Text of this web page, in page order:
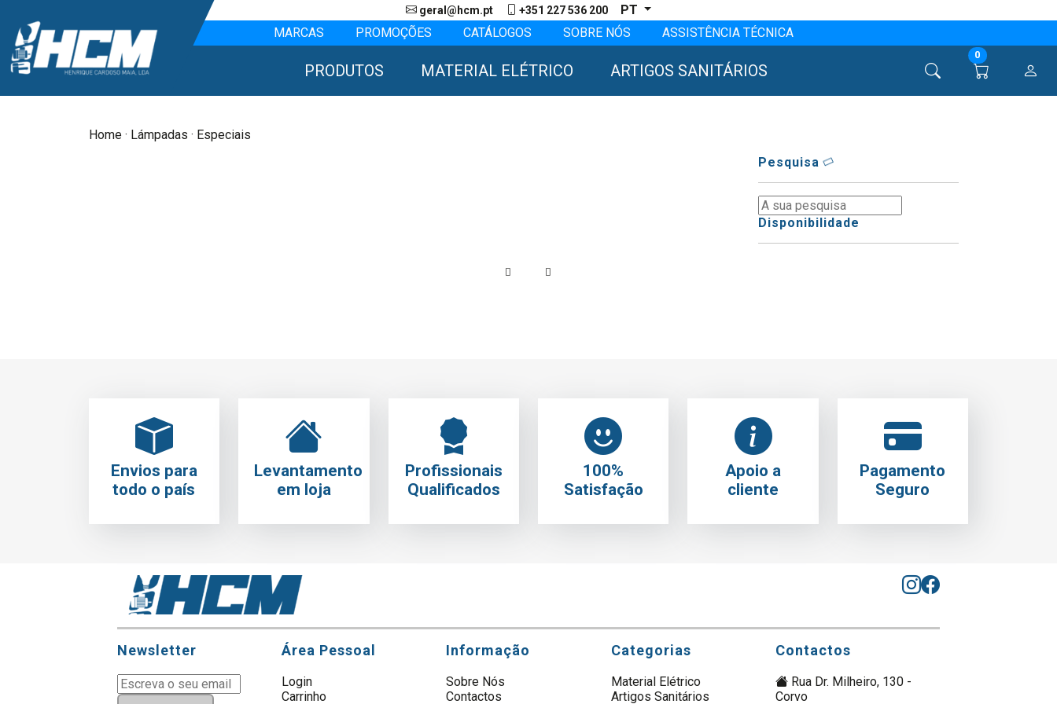
geral@hcm.pt +351 227 536 200
PT
MARCAS
PROMOÇÕES CATÁLOGOS SOBRE NÓS ASSISTÊNCIA TÉCNICA
PRODUTOS MATERIAL ELÉTRICO ARTIGOS SANITÁRIOS
0
Home· Lámpadas · Especiais
Pesquisa
Disponibilidade
Envios para
todo o país
Levantamento
em loja
Profissionais
Qualificados
100%
Satisfação
Apoio a
cliente
Pagamento
Seguro
Newsletter Área Pessoal
Login
Carrinho
Informação
Sobre Nós
Contactos
Categorias
Material Elétrico
Artigos Sanitários
Contactos
Rua Dr. Milheiro, 130 -
Corvo